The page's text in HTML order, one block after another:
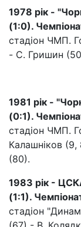
1978 рік -
(1:0).
стадіон ЧМП.
- С. Гришин
1981 рік -
(0:1).
стадіон ЧМП.
Калашніков
(80).
1983 рік -
(1:1).
стадіон